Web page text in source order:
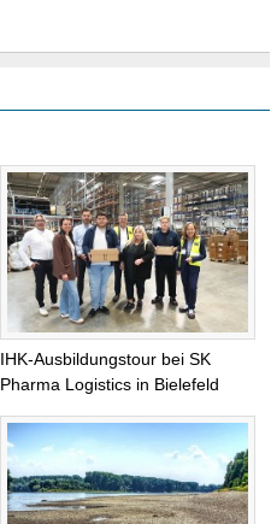
IHK-Ausbildungstour bei SK
Pharma Logistics in Bielefeld